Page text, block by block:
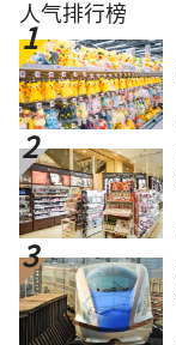
人气排行榜